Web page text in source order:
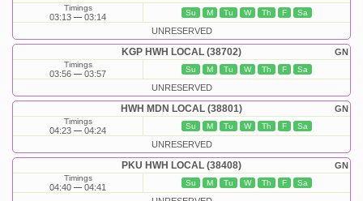
Timings
03:13 03:14 Su M Tu W Th F Sa
UNRESERVED
GN
KGP HWH LOCAL (38702)
Timings
03:56 03:57 Su M Tu W Th F Sa
UNRESERVED
GN
HWH MDN LOCAL (38801)
Timings
04:23 04:24 Su M Tu W Th F Sa
UNRESERVED
GN
PKU HWH LOCAL (38408)
Timings
04:40 04:41 Su M Tu W Th F Sa